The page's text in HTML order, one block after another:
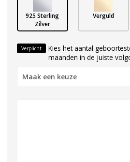
925 Sterling
Zilver
Verguld
Verplicht
Kies het aantal
maanden in de juiste
Maak een keuze